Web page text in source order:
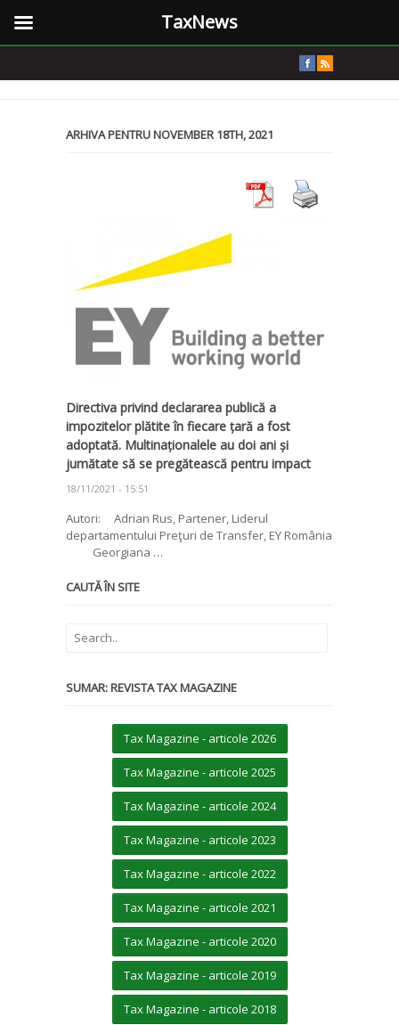
ARHIVA PENTRU NOVEMBER 18TH, 2021
Directiva privind declararea publică a
impozitelor plătite în fiecare țară a fost
adoptată. Multinaționalele au doi ani și
jumătate să se pregătească pentru impact
18/11/2021 - 15:51
Autori: Adrian Rus, Partener, Liderul
departamentului Preţuri de Transfer, EY România
Georgiana …
CAUTĂ ÎN SITE
SUMAR: REVISTA TAX MAGAZINE
Tax Magazine - articole 2026
Tax Magazine - articole 2025
Tax Magazine - articole 2024
Tax Magazine - articole 2023
Tax Magazine - articole 2022
Tax Magazine - articole 2021
Tax Magazine - articole 2020
Tax Magazine - articole 2019
Tax Magazine - articole 2018
TaxNews